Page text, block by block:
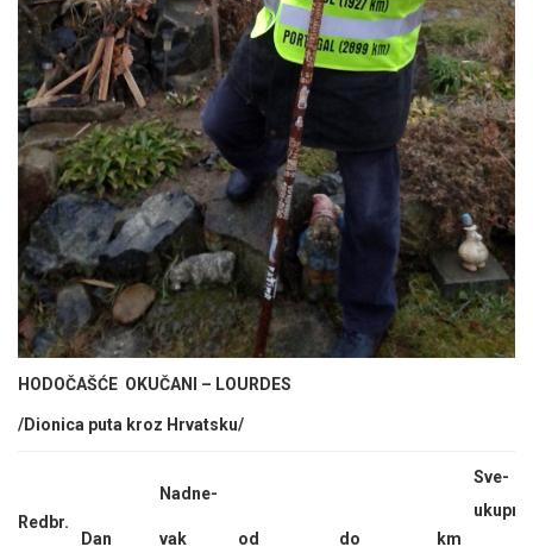
HODOČAŠĆE OKUČANI – LOURDES
/Dionica puta kroz Hrvatsku/
Redbr.
Dan
Nadne-
vak od do km
Sve-
ukupno